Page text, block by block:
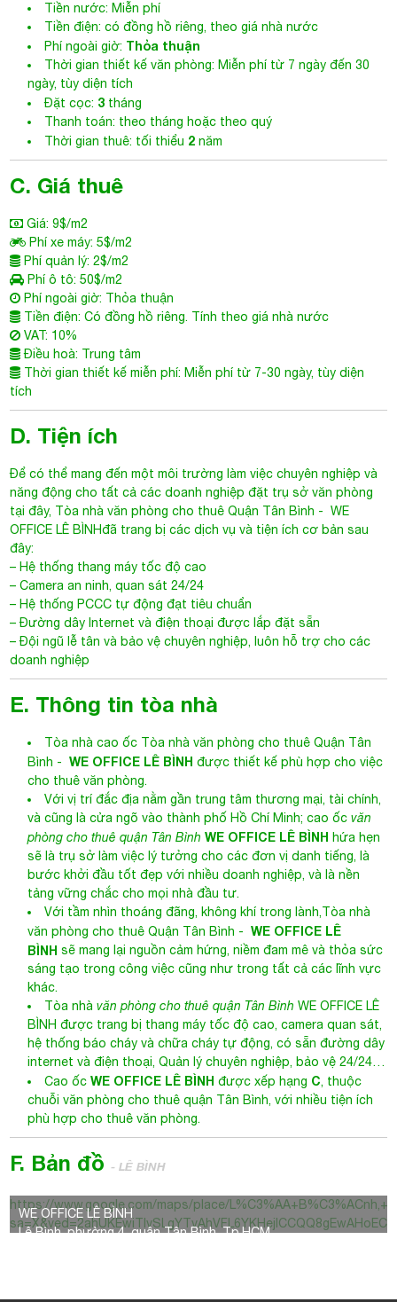
Tiền nước: Miễn phí
Tiền điện: có đồng hồ riêng, theo giá nhà nước
Phí ngoài giờ: Thỏa thuận
Thời gian thiết kế văn phòng: Miễn phí từ 7 ngày đến 30
ngày, tùy diện tích
Đặt cọc: 3 tháng
Thanh toán: theo tháng hoặc theo quý
Thời gian thuê: tối thiểu 2 năm
C. Giá thuê
Giá: 9$/m2
Phí xe máy: 5$/m2
Phí quản lý: 2$/m2
Phí ô tô: 50$/m2
Phí ngoài giờ: Thỏa thuận
Tiền điện: Có đồng hồ riêng. Tính theo giá nhà nước
VAT: 10%
Điều hoà: Trung tâm
Thời gian thiết kế miễn phí: Miễn phí từ 7-30 ngày, tùy diện
tích
D. Tiện ích
Để có thể mang đến một môi trường làm việc chuyên nghiệp và
năng động cho tất cả các doanh nghiệp đặt trụ sở văn phòng
tại đây, Tòa nhà văn phòng cho thuê Quận Tân Bình -WE
OFFICE LÊ BÌNHđã trang bị các dịch vụ và tiện ích cơ bản sau
đây:
– Hệ thống thang máy tốc độ cao
– Camera an ninh, quan sát 24/24
– Hệ thống PCCC tự động đạt tiêu chuẩn
– Đường dây Internet và điện thoại được lắp đặt sẵn
– Đội ngũ lễ tân và bảo vệ chuyên nghiệp, luôn hỗ trợ cho các
doanh nghiệp
E. Thông tin tòa nhà
Tòa nhà cao ốc Tòa nhà văn phòng cho thuê Quận Tân
Bình - WE OFFICE LÊ BÌNH được thiết kế phù hợp cho việc
cho thuê văn phòng.
Với vị trí đắc địa nằm gần trung tâm thương mại, tài chính,
và cũng là cửa ngõ vào thành phố Hồ Chí Minh; cao ốcvăn
phòng cho thuê quận Tân Bình WE OFFICE LÊ BÌNH hứa hẹn
sẽ là trụ sở làm việc lý tưởng cho các đơn vị danh tiếng, là
bước khởi đầu tốt đẹp với nhiều doanh nghiệp, và là nền
tảng vững chắc cho mọi nhà đầu tư.
Với tầm nhìn thoáng đãng, không khí trong lành,Tòa nhà
văn phòng cho thuê Quận Tân Bình -WE OFFICE LÊ
BÌNH sẽ mang lại nguồn cảm hứng, niềm đam mê và thỏa sức
sáng tạo trong công việc cũng như trong tất cả các lĩnh vực
khác.
Tòa nhàvăn phòng cho thuê quận Tân Bình WE OFFICE LÊ
BÌNH được trang bị thang máy tốc độ cao, camera quan sát,
hệ thống báo cháy và chữa cháy tự động, có sẵn đường dây
internet và điện thoại, Quản lý chuyên nghiệp, bảo vệ 24/24…
Cao ốcWE OFFICE LÊ BÌNH được xếp hạng C, thuộc
chuỗi văn phòng cho thuê quận Tân Bình, với nhiều tiện ích
phù hợp cho thuê văn phòng.
F. Bản đồ- LÊ BÌNH
WE OFFICE LÊ BÌNH
Lê Bình, phường 4, quận Tân Bình, Tp.HCM.
https://www.google.com/maps/place/